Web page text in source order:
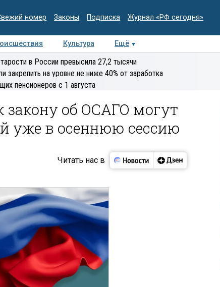
номер Законы Подписка Журнал «РФ сегодня»
Культура Ещё
Интервью Колумнисты
в России превысила 27,2 тысячи
закрепить на уровне не ниже 40% от заработка
пенсионеров с 1 августа
об ОСАГО могут
уже в осеннюю сессию
Читать нас в